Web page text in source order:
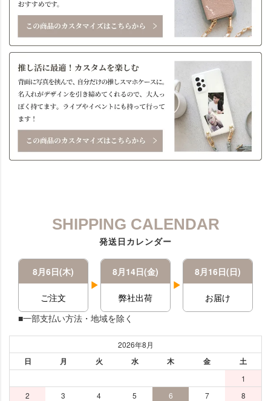
SHIPPING CALENDAR
発送日カレンダー